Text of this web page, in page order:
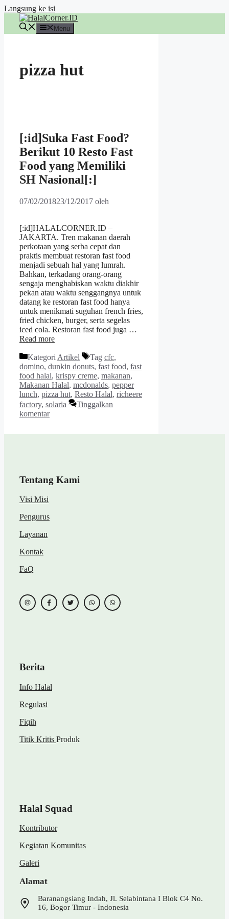
Langsung ke isi
Menu
pizza hut
[:id]Suka Fast Food?
Berikut 10 Resto Fast
Food yang Memiliki
SH Nasional[:]
07/02/201823/12/2017 oleh
[:id]HALALCORNER.ID –
JAKARTA. Tren makanan daerah
perkotaan yang serba cepat dan
praktis membuat restoran fast food
menjadi sebuah hal yang lumrah.
Bahkan, terkadang orang-orang
sengaja menghabiskan waktu diakhir
pekan atau waktu senggangnya untuk
datang ke restoran fast food hanya
untuk menikmati suguhan french fries,
fried chicken, burger, serta segelas
iced cola. Restoran fast food juga …
Read more
Kategori Artikel Tag cfc,
domino, dunkin donuts, fast food, fast
food halal, krispy creme, makanan,
Makanan Halal, mcdonalds, pepper
lunch, pizza hut, Resto Halal, richeere
factory, solaria
Tinggalkan
komentar
Tentang Kami
Visi Misi
Pengurus
Layanan
Kontak
FaQ
Berita
Info Halal
Regulasi
Fiqih
Titik Kritis Produk
Halal Squad
Kontributor
Kegiatan Komunitas
Galeri
Alamat
Baranangsiang Indah, Jl. Selabintana I Blok C4 No.
16, Bogor Timur - Indonesia